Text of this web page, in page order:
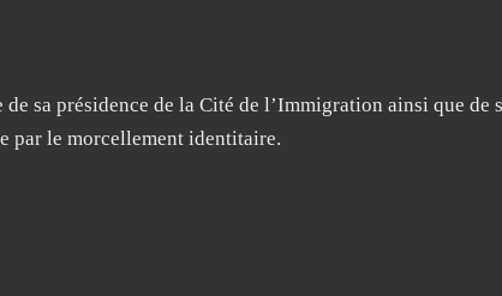
sa présidence de la Cité de l’Immigration ainsi que
par le morcellement identitaire.